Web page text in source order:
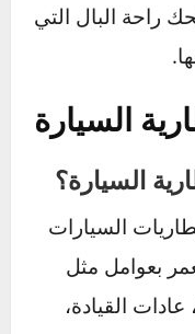
مباشرة
حتى
لم تعد تحت
المعرفة
نظام سيارتك